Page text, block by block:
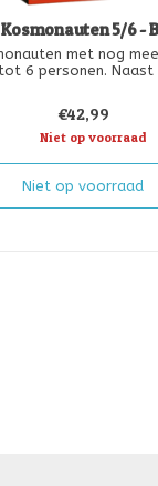
5/6 -
met nog
6 personen.
Volk.
€42,99
Niet op voorraad
Niet op voorraad